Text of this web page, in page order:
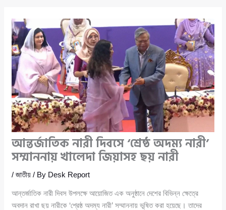
আন্তর্জাতিক নারী দিবসে ‘শ্রেষ্ঠ অদম্য নারী’
সম্মাননায় খালেদা জিয়াসহ ছয় নারী
/জাতীয় / By Desk Report
আন্তর্জাতিক নারী দিবস উপলক্ষে আয়োজিত এক অনুষ্ঠানে দেশের বিভিন্ন ক্ষেত্রে
অবদান রাখা ছয় নারীকে ‘শ্রেষ্ঠ অদম্য নারী’ সম্মাননায় ভূষিত করা হয়েছে। তাদের